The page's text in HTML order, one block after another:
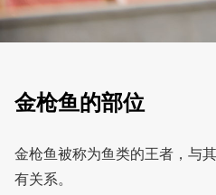
金枪鱼的部位
金枪鱼被称为鱼类的王者，与
有关系。